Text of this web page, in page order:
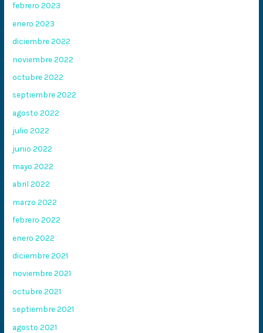
febrero 2023
enero 2023
diciembre 2022
noviembre 2022
octubre 2022
septiembre 2022
agosto 2022
julio 2022
junio 2022
mayo 2022
abril 2022
marzo 2022
febrero 2022
enero 2022
diciembre 2021
noviembre 2021
octubre 2021
septiembre 2021
agosto 2021